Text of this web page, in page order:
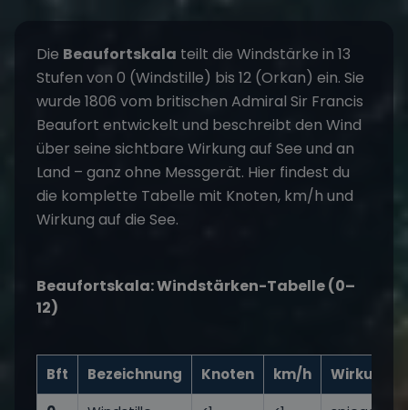
Die Beaufortskala teilt die Windstärke in 13
Stufen von 0 (Windstille) bis 12 (Orkan) ein. Sie
wurde 1806 vom britischen Admiral Sir Francis
Beaufort entwickelt und beschreibt den Wind
über seine sichtbare Wirkung auf See und an
Land – ganz ohne Messgerät. Hier findest du
die komplette Tabelle mit Knoten, km/h und
Wirkung auf die See.
Beaufortskala: Windstärken-Tabelle (0–
12)
Bft Bezeichnung Knoten km/h
Wirkung